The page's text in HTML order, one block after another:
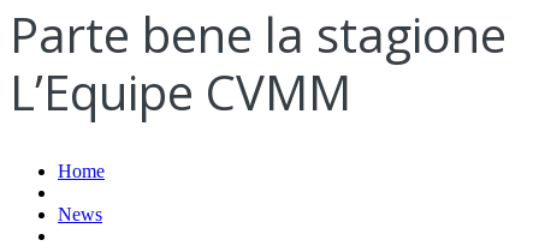
Parte bene la stagione
L’Equipe CVMM
Home
News